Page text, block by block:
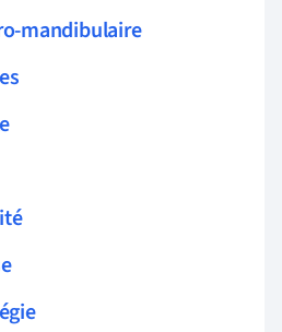
mandibulaire